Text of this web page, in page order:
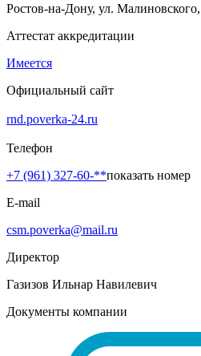
Ростов-на-Дону, ул.
Аттестат аккредитации
Имеется
Официальный сайт
rnd.poverka-24.ru
Телефон
+7 (961) 327-60-**показать номер
E-mail
csm.poverka@mail.ru
Директор
Газизов Ильнар Навилевич
Документы компании